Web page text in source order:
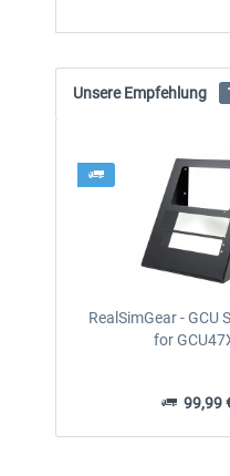
Unsere Empfehlung
RealSimGear - GCU
for
99,99